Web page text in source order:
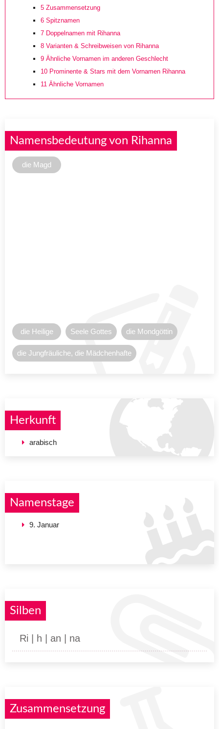
5 Zusammensetzung
6 Spitznamen
7 Doppelnamen mit Rihanna
8 Varianten & Schreibweisen von Rihanna
9 Ähnliche Vornamen im anderen Geschlecht
10 Prominente & Stars mit dem Vornamen Rihanna
11 Ähnliche Vornamen
Namensbedeutung von Rihanna
die Magd
die Heilige Seele Gottes die Mondgöttin
die Jungfräuliche, die Mädchenhafte
Herkunft
arabisch
Namenstage
9. Januar
Silben
Ri | h | an | na
Zusammensetzung